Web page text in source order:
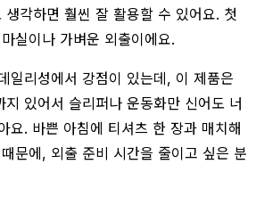
생각하면 훨씬 잘 활용할 수 있어요. 첫
실이나 가벼운 외출이에요.
일리성에서 강점이 있는데, 이 제품은
지 있어서 슬리퍼나 운동화만 신어도 너
요. 바쁜 아침에 티셔츠 한 장과 매치해
문에, 외출 준비 시간을 줄이고 싶은 분